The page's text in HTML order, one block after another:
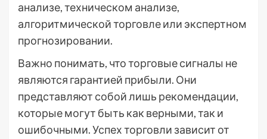
анализе, техническом анализе,
алгоритмической торговле или экспертном
прогнозировании.
Важно понимать, что торговые сигналы не
являются гарантией прибыли. Они
представляют собой лишь рекомендации,
которые могут быть как верными, так и
ошибочными. Успех торговли зависит от